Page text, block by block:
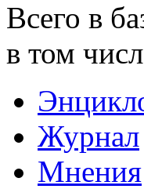
Всего в
в том
Журнал
Мнения